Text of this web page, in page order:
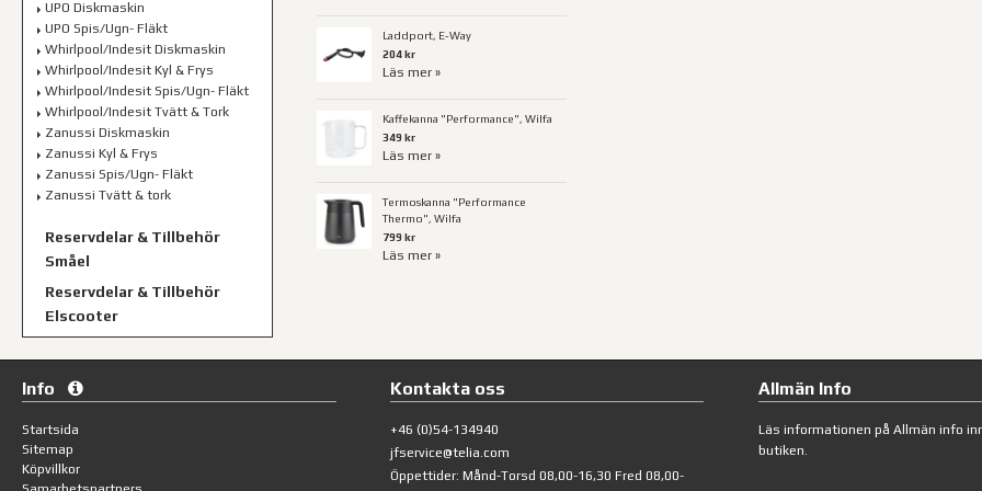
UPO Diskmaskin
UPO Spis/Ugn- Fläkt
Whirlpool/Indesit Diskmaskin
Whirlpool/Indesit Kyl & Frys
Whirlpool/Indesit Spis/Ugn- Fläkt
Whirlpool/Indesit Tvätt & Tork
Zanussi Diskmaskin
Zanussi Kyl & Frys
Zanussi Spis/Ugn- Fläkt
Zanussi Tvätt & tork
Reservdelar & Tillbehör
Småel
Reservdelar & Tillbehör
Elscooter
Laddport, E-Way
204 kr
Läs mer »
Kaffekanna "Performance", Wilfa
349 kr
Läs mer »
Termoskanna "Performance
Thermo", Wilfa
799 kr
Läs mer »
Info
Startsida
Sitemap
Köpvillkor
Kontakta oss
+46 (0)54-134940
jfservice@telia.com
Öppettider: Månd-Torsd 08,00-16,30 Fred 08,00-
Allmän Info
Läs informationen på Allmän info
butiken.